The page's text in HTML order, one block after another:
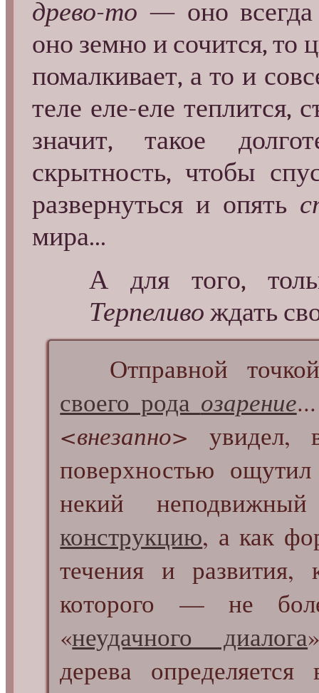
древо-то — оно
оно земно и сочится, то
помалкивает, а то и
теле еле-еле теплится,
значит, такое
скрытность, чтобы
развернуться и опять
мира...
А для того,
Терпеливо ждать
Отправной
своего рода озарение
<внезапно> увидел,
поверхностью
некий
конструкцию, а как
течения и развития,
которого — не
«неудачного диалога
дерева